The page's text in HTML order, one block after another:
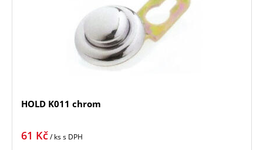
HOLD K011 chrom
61 Kč/ kss DPH